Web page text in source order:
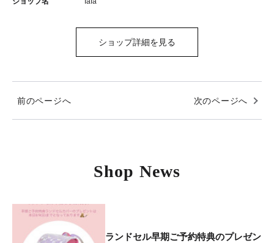
ショップ詳細を見る
前のページへ 次のページへ
Shop News
ランドセル早期ご予約特典のプレゼン